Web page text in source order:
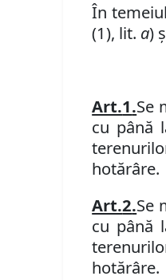
În
(1), lit. a)
Art.1.Se
cu până
hotărâre.
Art.2.Se
cu până
hotărâre.